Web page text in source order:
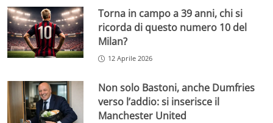
Torna in campo a 39 anni, chi si
ricorda di questo numero 10 del
Milan?
12 Aprile 2026
Non solo Bastoni, anche Dumfries
verso l’addio: si inserisce il
Manchester United